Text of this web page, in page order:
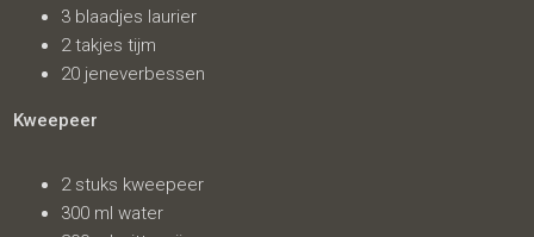
3 blaadjes laurier
2 takjes tijm
20 jeneverbessen
Kweepeer
2 stuks kweepeer
300 ml water